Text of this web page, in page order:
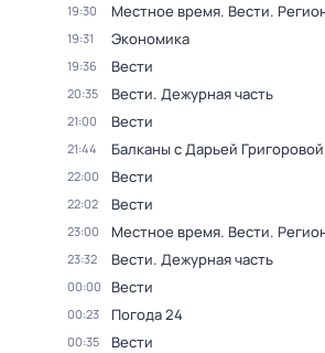
19:30 Местное время. Вести.
19:31 Экономика
19:36 Вести
20:35 Вести. Дежурная часть
21:00 Вести
21:44 Балканы с Дарьей Григоровой
22:00 Вести
22:02 Вести
23:00 Местное время. Вести.
23:32 Вести. Дежурная часть
00:00 Вести
00:23 Погода 24
00:35 Вести